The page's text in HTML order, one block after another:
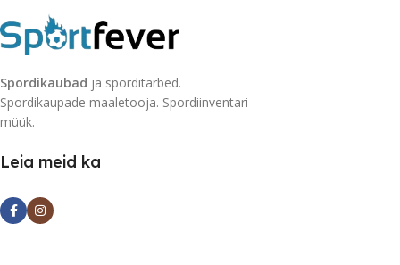
Spordikaubad ja sporditarbed.
Spordikaupade maaletooja. Spordiinventari
müük.
Leia meid ka